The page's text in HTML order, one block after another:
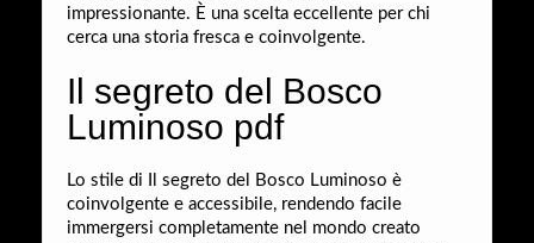
impressionante. È una scelta eccellente per chi
cerca una storia fresca e coinvolgente.
Il segreto del Bosco
Luminoso pdf
Lo stile di Il segreto del Bosco Luminoso è
coinvolgente e accessibile, rendendo facile
immergersi completamente nel mondo creato